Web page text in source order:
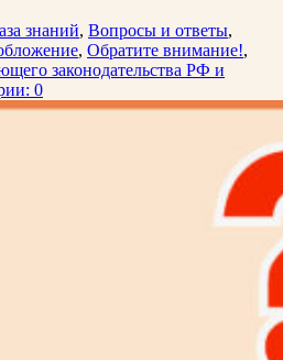
знаний, Вопросы и ответы,
, Обратите внимание!,
законодательства РФ и
0